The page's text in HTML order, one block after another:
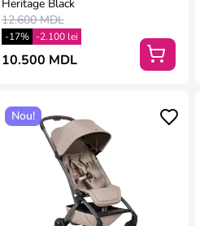
Heritage Black
12.600 MDL
-17% -2.100 lei
10.500 MDL
Nou!